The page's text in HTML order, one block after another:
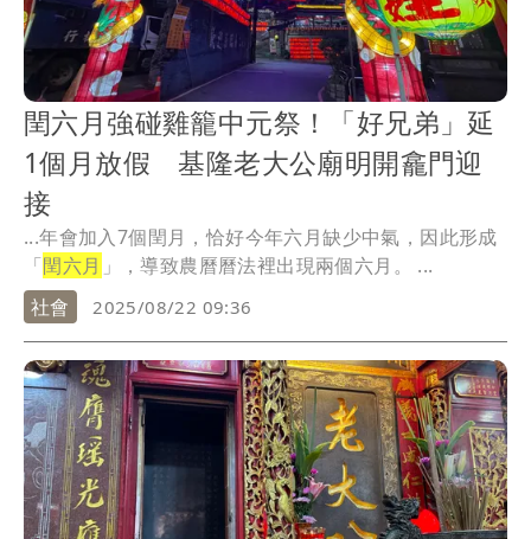
閏六月強碰雞籠中元祭！「好兄弟」延
1個月放假 基隆老大公廟明開龕門迎
接
...年會加入7個閏月，恰好今年六月缺少中氣，因此形成
「閏六月
」，導致農曆曆法裡出現兩個六月。 ...
社會
2025/08/22 09:36